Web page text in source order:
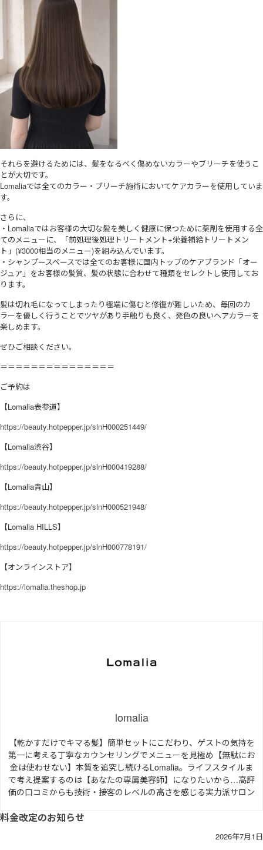
それらを避けるためには、髪をなるべく傷めないカラーやブリーチを使うこ
とが大切です。
Lomaliaでは全てのカラー・ブリーチ施術においてケアカラーを使用していま
す。
さらに、
・Lomaliaではお客様の大切な髪を美しく健康に保つために薬剤を使用する全
てのメニューに、「前処理後処理トリートメント+栄養補給トリートメン
ト」(¥3000相当のメニュー)を組み込んでいます。
・シャンプースペースでは全てのお客様に国内トップのケアブランド「オー
ジュア」をお客様の髪質、髪の状態に合わせて種類をセレクトし使用してお
ります。
髪は切れ毛になってしまったり極端に傷むと修復が難しいため、毎回のカ
ラーを優しく行うことでツヤがあり手触りも良く、発色の良いヘアカラーを
楽しめます。
ぜひご相談ください。
＝＝＝＝＝＝＝＝＝＝＝＝＝＝＝
ご予約は
【Lomalia表参道】
https://beauty.hotpepper.jp/slnH000251449/
【Lomalia渋谷】
https://beauty.hotpepper.jp/slnH000419288/
【Lomalia青山】
https://beauty.hotpepper.jp/slnH000521948/
【Lomalia HILLS】
https://beauty.hotpepper.jp/slnH000778191/
【オンラインストア】
https://lomalia.theshop.jp
lomalia
【乾かすだけでキマる髪】簡単セットにこだわり、ゲストの気持を
第一に考える丁寧なカウンセリングでメニューを見極め【無駄にお
金は使わせない】本質を追究し続けるLomalia。ライフスタイルま
で考え提案するのは【あなたの専属美容師】になりたいから…高評
価の口コミからも技術・接客のレベルの高さを感じる実力派サロン
料金改定のお知らせ
2026年7月1日